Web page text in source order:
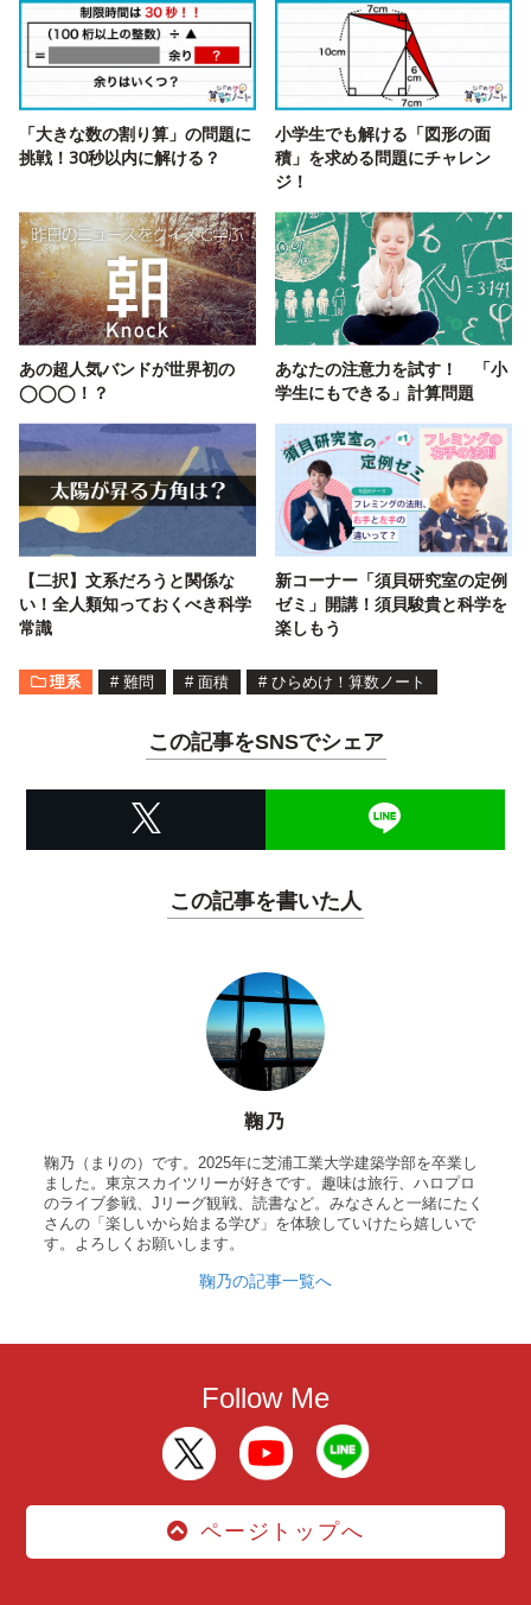
「大きな数の割り算」の問題に
挑戦！30秒以内に解ける？
小学生でも解ける「図形の面
積」を求める問題にチャレン
ジ！
あの超人気バンドが世界初の
◯◯◯！？
あなたの注意力を試す！ 「小
学生にもできる」計算問題
【二択】文系だろうと関係な
い！全人類知っておくべき科学
常識
新コーナー「須貝研究室の定例
ゼミ」開講！須貝駿貴と科学を
楽しもう
理系 # 難問 # 面積 # ひらめけ！算数ノート
この記事をSNSでシェア
この記事を書いた人
鞠乃
鞠乃（まりの）です。2025年に芝浦工業大学建築学部を卒業し
ました。東京スカイツリーが好きです。趣味は旅行、ハロプロ
のライブ参戦、Jリーグ観戦、読書など。みなさんと一緒にたく
さんの「楽しいから始まる学び」を体験していけたら嬉しいで
す。よろしくお願いします。
鞠乃の記事一覧へ
Follow Me
ページトップへ